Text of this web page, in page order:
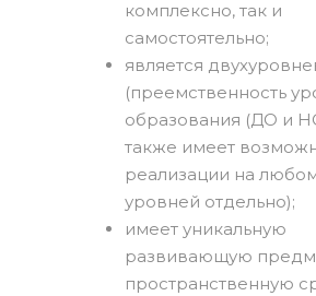
комплексно, так и
самостоятельно;
является
(преемственность
образования (ДО и
также имеет
реализации на
уровней отдельно);
имеет уникальную
развивающую
пространственную